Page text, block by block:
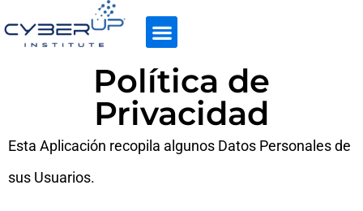
Política de
Privacidad
Esta Aplicación recopila algunos Datos Personales de
sus Usuarios.